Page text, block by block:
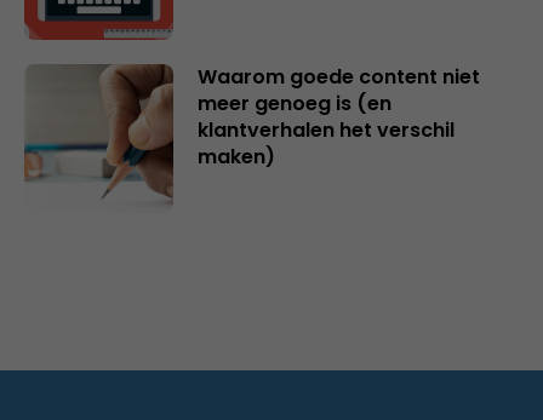
Waarom goede content niet
meer genoeg is (en
klantverhalen het verschil
maken)